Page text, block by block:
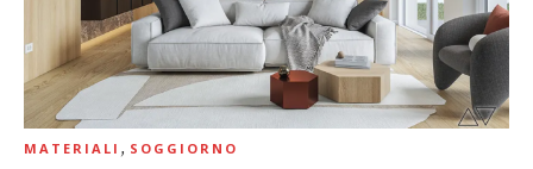
MATERIALI , SOGGIORNO